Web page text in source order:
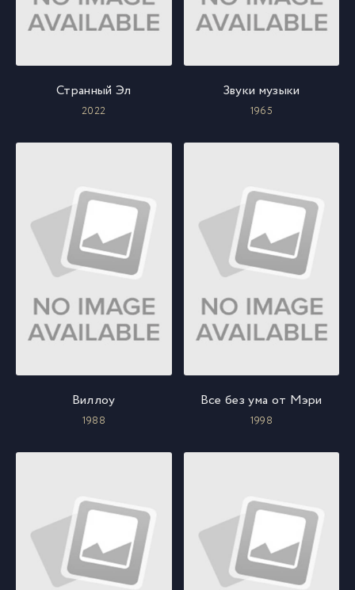
Странный Эл
2022
Звуки музыки
1965
Виллоу
1988
Все без ума от Мэри
1998